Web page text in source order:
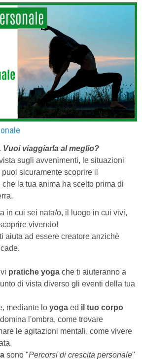
Vuoi viaggiarla al meglio?
sugli avvenimenti, le situazioni
sicuramente scoprire il
la tua anima ha scelto prima di
in cui sei nata/o, il luogo in cui vivi,
vivendo!
ti aiuta ad essere creatore anzichè
pratiche yoga che ti aiuteranno a
di vista diverso gli eventi della tua
mediante lo yoga ed il tuo corpo
l'ombra, come trovare
le agitazioni mentali, come vivere
sono "Percorsi di crescita personale"